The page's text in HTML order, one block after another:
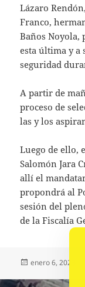
Lázaro
Franco,
Baños Noyola,
esta última y a
seguridad
A partir de
proceso de
las y los
Luego de ello,
Salomón Jara
allí el
propondrá al
sesión del
de la Fiscalía
Publicado
enero 6, 2023